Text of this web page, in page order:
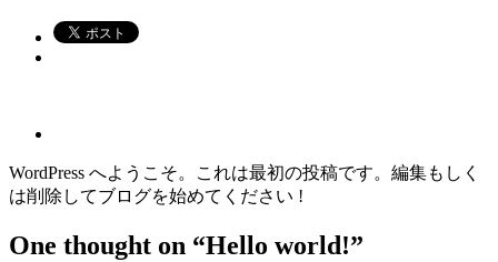
WordPress へようこそ。これは最初の投稿です。編集もしく
は削除してブログを始めてください !
One thought on “Hello world!”